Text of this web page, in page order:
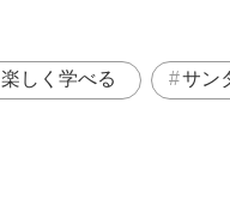
楽しく学べる サン